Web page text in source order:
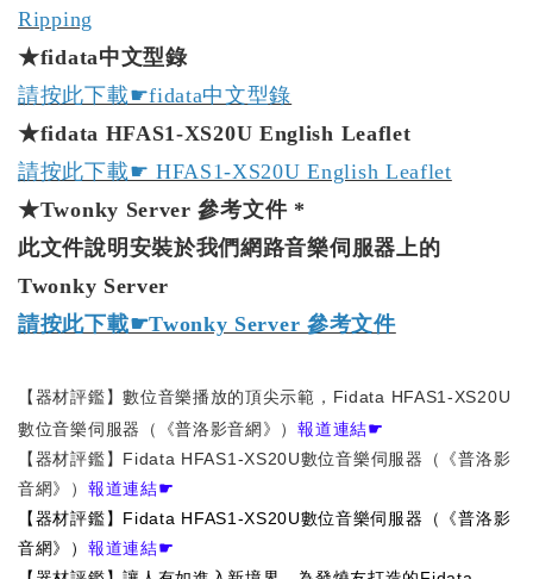
Ripping
★fidata中文型錄
請按此下載☛fidata中文型錄
★fidata HFAS1-XS20U English Leaflet
請按此下載☛ HFAS1-XS20U English Leaflet
★Twonky Server 參考文件 *
此文件說明安裝於我們網路音樂伺服器上的
Twonky Server
請按此下載☛Twonky Server 參考文件
【器材評鑑】數位音樂播放的頂尖示範，Fidata HFAS1-XS20U
數位音樂伺服器（《普洛影音網》）報道連結☛
【器材評鑑】Fidata HFAS1-XS20U數位音樂伺服器（《普洛影
音網》） 報道連結☛
【器材評鑑】 Fidata HFAS1-XS20U數位音樂伺服器 （《普洛影
音網》） 報道連結☛